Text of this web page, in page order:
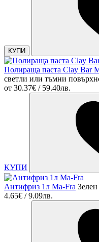
КУПИ
Полираща паста Clay Bar
светли или тъмни
от 30.37€ / 59.40лв.
КУПИ
Антифриз 1л Ma-Fra
4.65€ / 9.09лв.